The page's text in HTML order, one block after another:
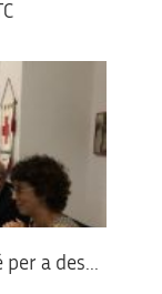
a des...